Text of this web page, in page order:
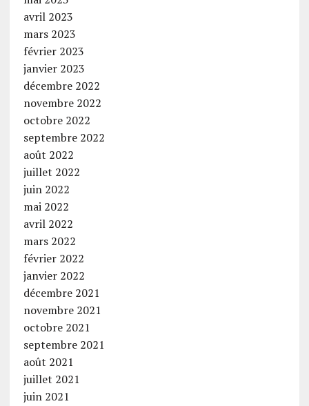
avril 2023
mars 2023
février 2023
janvier 2023
décembre 2022
novembre 2022
octobre 2022
septembre 2022
août 2022
juillet 2022
juin 2022
mai 2022
avril 2022
mars 2022
février 2022
janvier 2022
décembre 2021
novembre 2021
octobre 2021
septembre 2021
août 2021
juillet 2021
juin 2021